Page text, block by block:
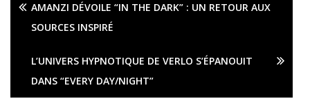
AMANZI DÉVOILE “IN THE DARK” : UN RETOUR AUX
SOURCES INSPIRÉ
L’UNIVERS HYPNOTIQUE DE VERLO S’ÉPANOUIT
DANS “EVERY DAY/NIGHT”